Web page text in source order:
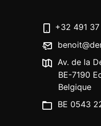
+32 491
Av. de la
BE-7190
Belgique
BE 0543